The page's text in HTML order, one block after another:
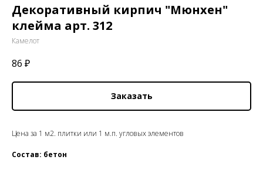
Декоративный кирпич "Мюнхен"
клейма арт. 312
Камелот
86 ₽
Заказать
Цена за 1 м2. плитки или 1 м.п. угловых элементов
Состав: бетон